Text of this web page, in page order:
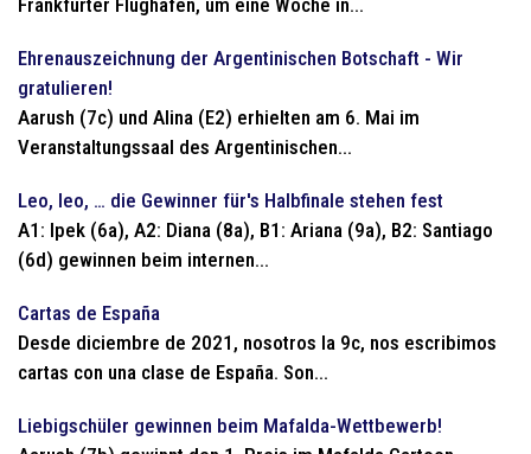
Ehrenauszeichnung der Argentinischen Botschaft - Wir
gratulieren!
Aarush (7c) und Alina (E2) erhielten am 6. Mai im
Veranstaltungssaal des Argentinischen...
Leo, leo, … die Gewinner für's Halbfinale stehen fest
A1: Ipek (6a), A2: Diana (8a), B1: Ariana (9a), B2: Santiago
(6d) gewinnen beim internen...
Cartas de España
Desde diciembre de 2021, nosotros la 9c, nos escribimos
cartas con una clase de España. Son...
Liebigschüler gewinnen beim Mafalda-Wettbewerb!